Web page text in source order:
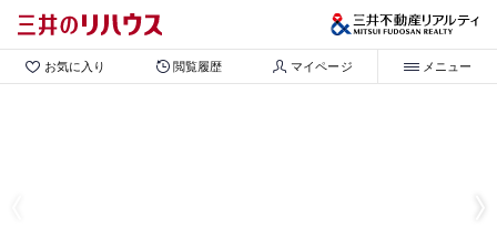
お気に入り 閲覧履歴 マイページ メニュー